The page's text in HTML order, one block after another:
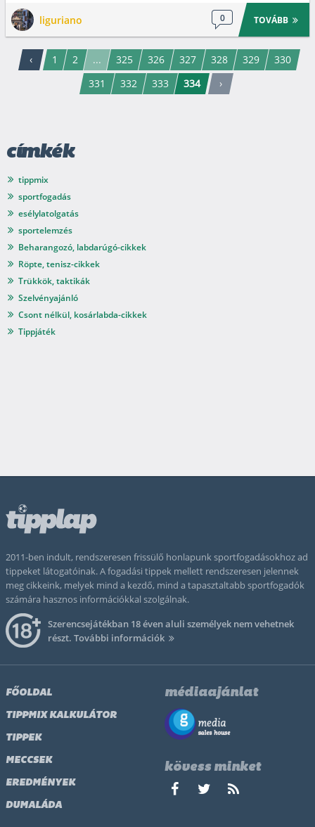
liguriano 0 TOVÁBB
‹ 1 2 ... 325 326 327 328 329
330
331
332 333 334 ›
címkék
tippmix
sportfogadás
esélylatolgatás
sportelemzés
Beharangozó, labdarúgó-cikkek
Röpte, tenisz-cikkek
Trükkök, taktikák
Szelvényajánló
Csont nélkül, kosárlabda-cikkek
Tippjáték
2011-ben indult, rendszeresen frissülő honlapunk sportfogadásokhoz ad
tippeket látogatóinak. A fogadási tippek mellett rendszeresen jelennek
meg cikkeink, melyek mind a kezdő, mind a tapasztaltabb sportfogadók
számára hasznos információkkal szolgálnak.
Szerencsejátékban 18 éven aluli személyek nem vehetnek
részt. További információk
FŐOLDAL
TIPPMIX KALKULÁTOR
TIPPEK
MECCSEK
EREDMÉNYEK
DUMALÁDA
médiaajánlat
kövess minket